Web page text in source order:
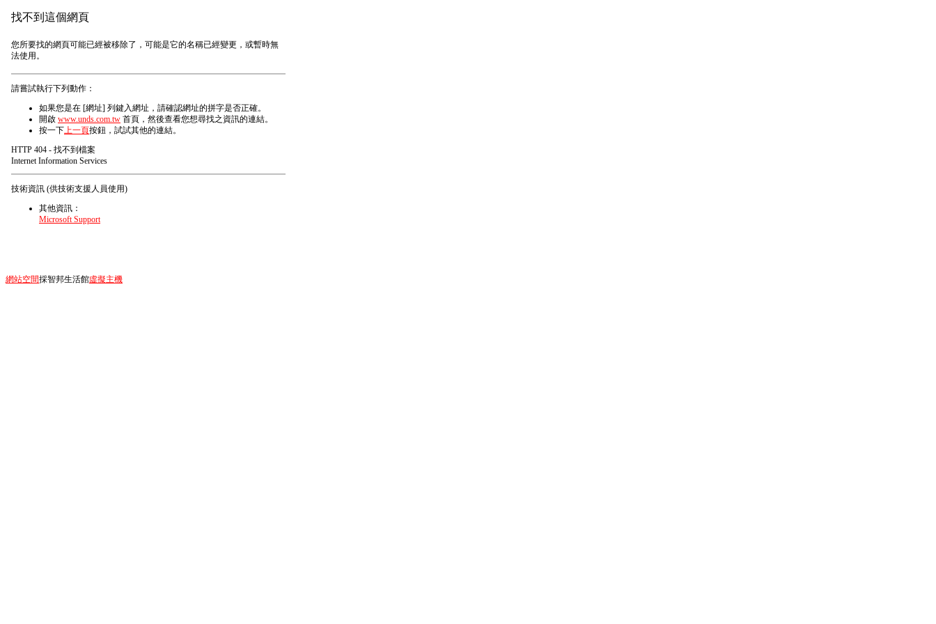
找不到這個網頁
您所要找的網頁可能已經被移除了，可能是它的名稱已經變更，或暫時無
法使用。
請嘗試執行下列動作：
如果您是在 [網址] 列鍵入網址，請確認網址的拼字是否正確。
開啟 www.unds.com.tw 首頁，然後查看您想尋找之資訊的連結。
按一下上一頁按鈕，試試其他的連結。
HTTP 404 - 找不到檔案
Internet Information Services
技術資訊 (供技術支援人員使用)
其他資訊：
Microsoft Support
網站空間採智邦生活館虛擬主機